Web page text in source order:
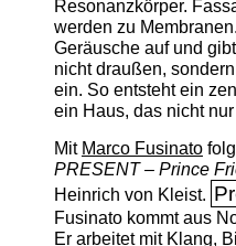
Resonanzkörper.
werden zu
Geräusche auf und
nicht draußen,
ein. So entsteht ein
ein Haus, das nicht
Mit Marco Fusinato
PRESENT – Prince
Heinrich von Kleist.
Fusinato kommt aus
Er arbeitet mit Klang,